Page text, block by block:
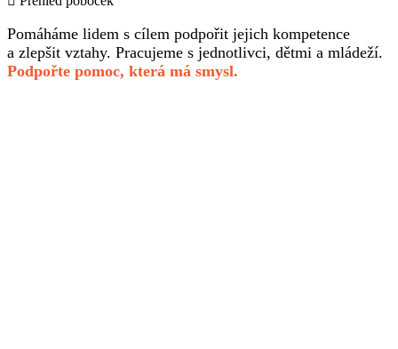
Pomáháme lidem s cílem podpořit jejich kompetence
a zlepšit vztahy. Pracujeme s jednotlivci, dětmi a mládeží.
Podpořte pomoc, která má smysl.